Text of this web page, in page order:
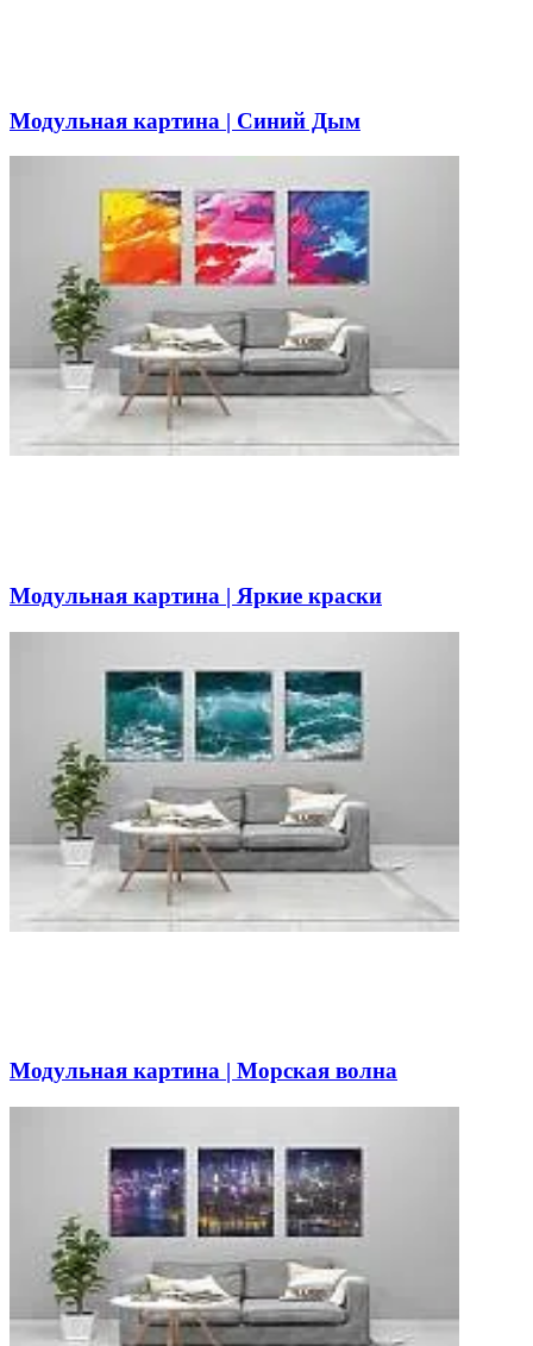
Модульная картина | Синий Дым
Модульная картина | Яркие краски
Модульная картина | Морская волна